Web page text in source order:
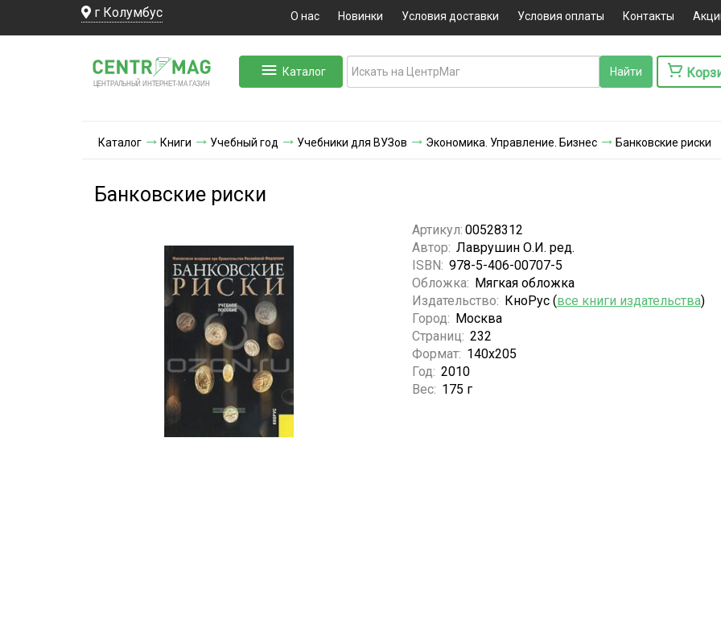
г Колумбус О нас Новинки Условия доставки Условия оплаты Контакты
ЦЕНТРАЛЬНЫЙ ИНТЕРНЕТ-МА ГАЗИН
Каталог
Каталог Книги Учебный год Учебники для ВУЗов Экономика. Управление. Бизнес Банковские риски
Банковские риски
Артикул: 00528312
Автор: Лаврушин О.И. ред.
ISBN: 978-5-406-00707-5
Обложка: Мягкая обложка
Издательство: КноРус (все книги издательства)
Город: Москва
Страниц: 232
Формат: 140x205
Год: 2010
Вес: 175 г